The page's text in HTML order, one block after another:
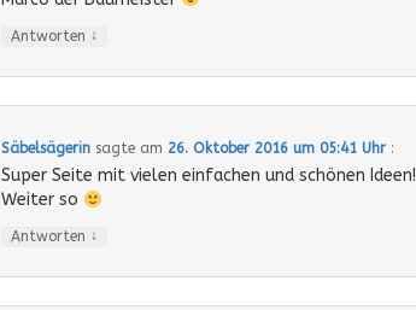
Antworten ↓
Säbelsägerinsagte am 26. Oktober 2016 um 05:41 Uhr :
Super Seite mit vielen einfachen und schönen Ideen!
Weiter so
Antworten ↓